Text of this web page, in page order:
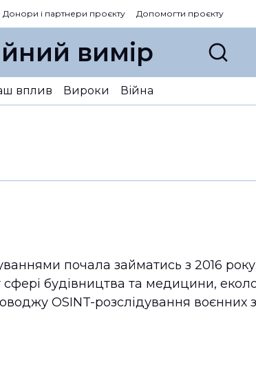
Донори і партнери проєкту Допомогти проєкту
вимір
вплив Вироки Війна
почала займатись з 2016
сфері будівництва та медицини,
OSINT-розслідування воєнних